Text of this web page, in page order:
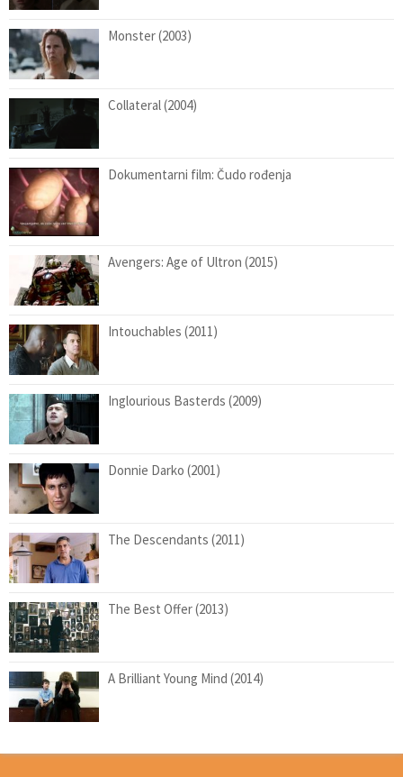
Monster (2003)
Collateral (2004)
Dokumentarni film: Čudo rođenja
Avengers: Age of Ultron (2015)
Intouchables (2011)
Inglourious Basterds (2009)
Donnie Darko (2001)
The Descendants (2011)
The Best Offer (2013)
A Brilliant Young Mind (2014)